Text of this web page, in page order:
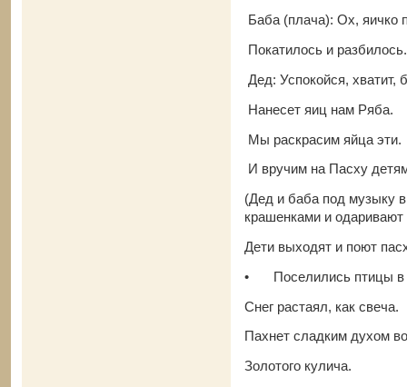
Баба (плача): Ох, яичко
Покатилось и разбилось.
Дед: Успокойся, хватит,
Нанесет яиц нам Ряба.
Мы раскрасим яйца эти.
И вручим на Пасху
(Дед и баба под музыку
крашенками и одаривают
Дети выходят и поют
•
Поселились птицы в
Снег растаял, как свеча.
Пахнет сладким духом
Золотого кулича.